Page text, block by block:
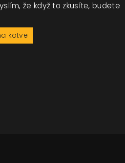
že když to zkusíte, budete
kotve